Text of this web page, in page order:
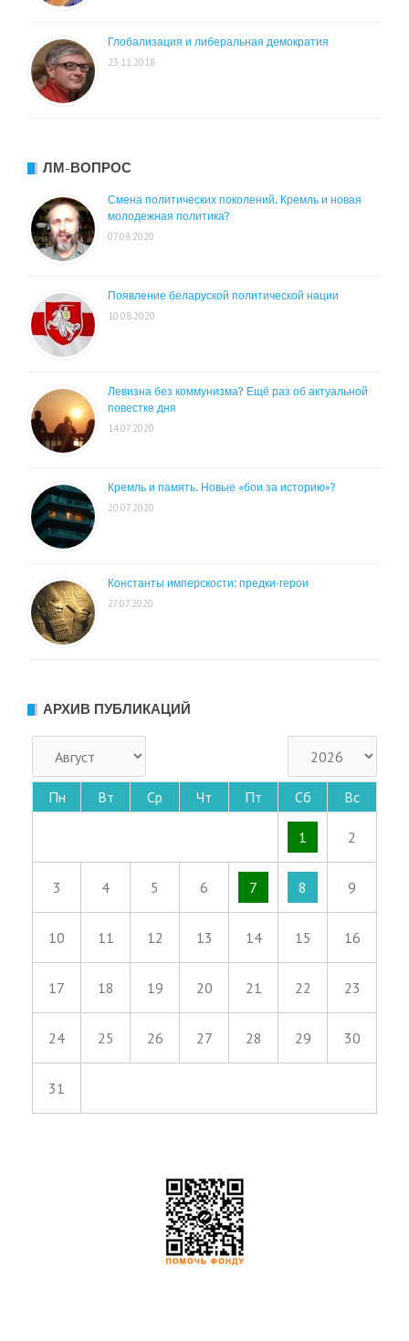
Глобализация и либеральная демократия
23.11.2018
ЛМ-ВОПРОС
Смена политических поколений. Кремль и новая
молодежная политика?
07.08.2020
Появление беларуской политической нации
10.08.2020
Левизна без коммунизма? Ещё раз об актуальной
повестке дня
14.07.2020
Кремль и память. Новые «бои за историю»?
20.07.2020
Константы имперскости: предки-герои
27.07.2020
АРХИВ ПУБЛИКАЦИЙ
Пн Вт Ср Чт Пт Сб Вс
1 2
3 4 5 6 7 8 9
10 11 12 13 14 15 16
17 18 19 20 21 22 23
24 25 26 27 28 29 30
31